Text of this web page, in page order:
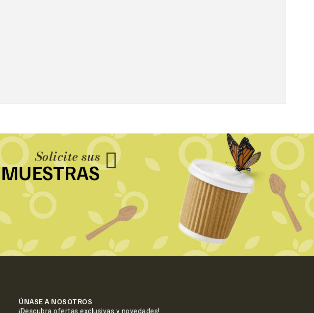
Solicite sus
MUESTRAS
ÚNASE A NOSOTROS
¡Descubra ofertas exclusivas y novedades!